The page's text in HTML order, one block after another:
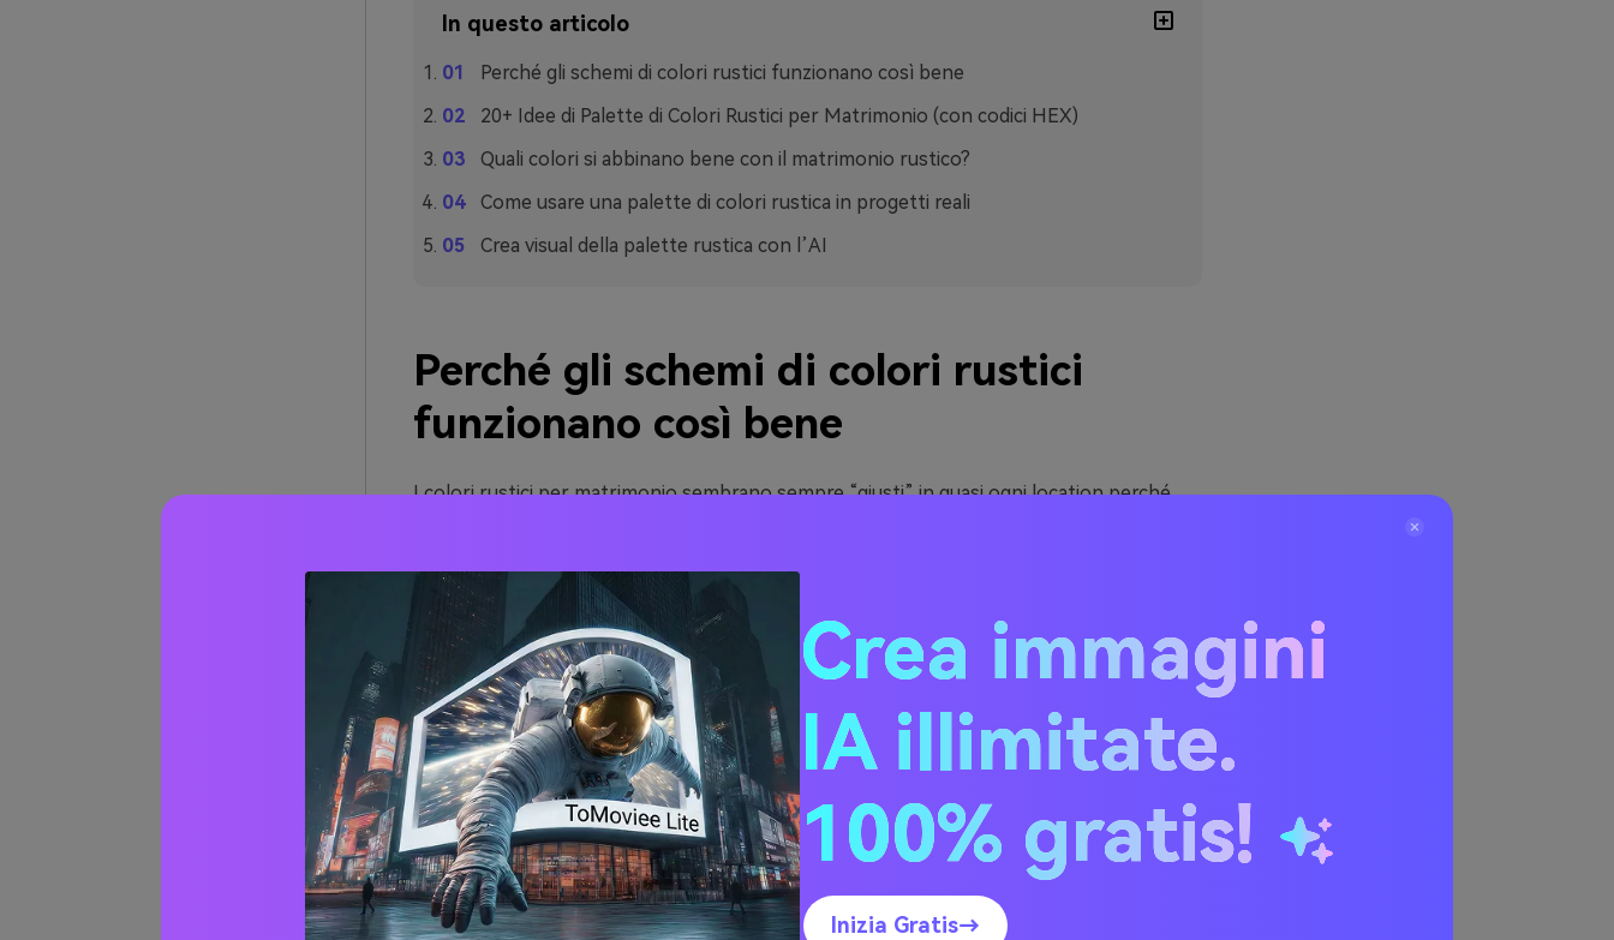
In questo articolo
Perché gli schemi di colori rustici funzionano così bene
20+ Idee di Palette di Colori Rustici per Matrimonio (con codici HEX)
Quali colori si abbinano bene con il matrimonio rustico?
Come usare una palette di colori rustica in progetti reali
Crea visual della palette rustica con l’AI
Perché gli schemi di colori rustici
funzionano così bene
I colori rustici per matrimonio sembrano sempre “giusti” in quasi ogni location perché
Inoltre queste palette vengono magnificamente in foto. I toni della terra e i neutri
ammorbiditi valorizzano l’incarnato, mentre verdi e metalli caldi aggiungono profondità
così che dettagli come inviti, menù e decorazioni da tavola non risultino piatti.
Soprattutto, le combinazioni rustiche sono flessibili. Puoi scegliere uno stile arioso e
leggero (crema + salvia), caldo da raccolto (terracotta + ambra) o profondo e boschivo
(abete + prugna) restando semprenell’estetica rustica
20+ Idee di Palette di Colori Rustici
per Matrimonio (con codici HEX)
Crea immagini
IA illimitate.
100% gratis!
Inizia Gratis→